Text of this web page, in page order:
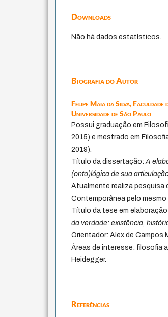
Downloads
Não há dados estatísticos.
Biografia do Autor
Felipe Maia da Silva,Faculdade
Universidade de São Paulo
Possui graduação em
2015) e mestrado em
2019).
Título da dissertação:A
(onto)lógica de sua
Atualmente realiza pesquisa
Contemporânea pelo mesmo
Título da tese em
da verdade: existência,
Orientador: Alex de Campos
Áreas de interesse: filosofia
Heidegger.
Referências